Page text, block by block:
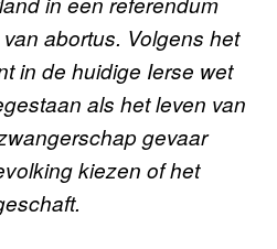
abortus. Volgens het
in de huidige Ierse wet
als het leven van
gevaar
kiezen of het